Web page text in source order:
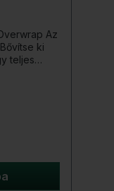
Az
ki
teljes
en
ami
kellemes
A javított